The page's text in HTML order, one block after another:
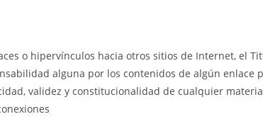
o hipervínculos hacia otros sitios de Internet, el
alguna por los contenidos de algún
validez y constitucionalidad de cualquier